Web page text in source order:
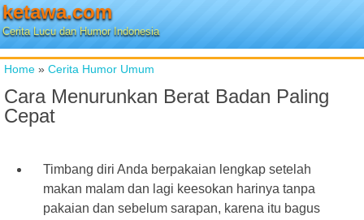
ketawa.com
Cerita Lucu dan Humor Indonesia
Home » Cerita Humor Umum
Cara Menurunkan Berat Badan Paling
Cepat
Timbang diri Anda berpakaian lengkap setelah
makan malam dan lagi keesokan harinya tanpa
pakaian dan sebelum sarapan, karena itu bagus